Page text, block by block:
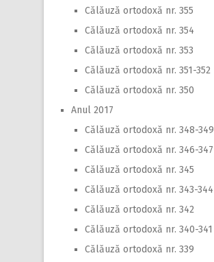
Călăuză ortodoxă nr. 355
Călăuză ortodoxă nr. 354
Călăuză ortodoxă nr. 353
Călăuză ortodoxă nr. 351-352
Călăuză ortodoxă nr. 350
Anul 2017
Călăuză ortodoxă nr. 348-349
Călăuză ortodoxă nr. 346-347
Călăuză ortodoxă nr. 345
Călăuză ortodoxă nr. 343-344
Călăuză ortodoxă nr. 342
Călăuză ortodoxă nr. 340-341
Călăuză ortodoxă nr. 339